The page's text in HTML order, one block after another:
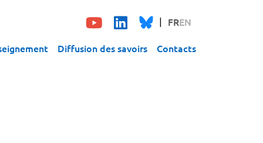
FREN
Diffusion des savoirs Contacts